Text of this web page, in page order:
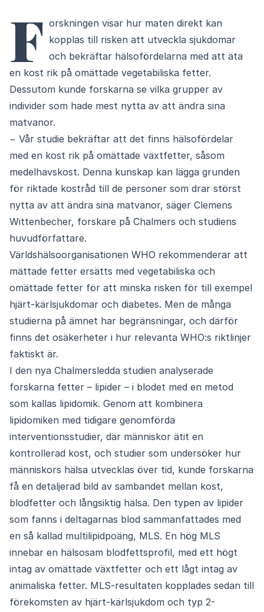
F orskningen visar hur maten direkt kan
kopplas till risken att utveckla sjukdomar
och bekräftar hälsofördelarna med att äta
en kost rik på omättade vegetabiliska fetter.
Dessutom kunde forskarna se vilka grupper av
individer som hade mest nytta av att ändra sina
matvanor.
− Vår studie bekräftar att det finns hälsofördelar
med en kost rik på omättade växtfetter, såsom
medelhavskost. Denna kunskap kan lägga grunden
för riktade kostråd till de personer som drar störst
nytta av att ändra sina matvanor, säger Clemens
Wittenbecher, forskare på Chalmers och studiens
huvudförfattare.
Världshälsoorganisationen WHO rekommenderar att
mättade fetter ersätts med vegetabiliska och
omättade fetter för att minska risken för till exempel
hjärt-kärlsjukdomar och diabetes. Men de många
studierna på ämnet har begränsningar, och därför
finns det osäkerheter i hur relevanta WHO:s riktlinjer
faktiskt är.
I den nya Chalmersledda studien analyserade
forskarna fetter – lipider – i blodet med en metod
som kallas lipidomik. Genom att kombinera
lipidomiken med tidigare genomförda
interventionsstudier, där människor ätit en
kontrollerad kost, och studier som undersöker hur
människors hälsa utvecklas över tid, kunde forskarna
få en detaljerad bild av sambandet mellan kost,
blodfetter och långsiktig hälsa. Den typen av lipider
som fanns i deltagarnas blod sammanfattades med
en så kallad multilipidpoäng, MLS. En hög MLS
innebar en hälsosam blodfettsprofil, med ett högt
intag av omättade växtfetter och ett lågt intag av
animaliska fetter. MLS-resultaten kopplades sedan till
förekomsten av hjärt-kärlsjukdom och typ 2-